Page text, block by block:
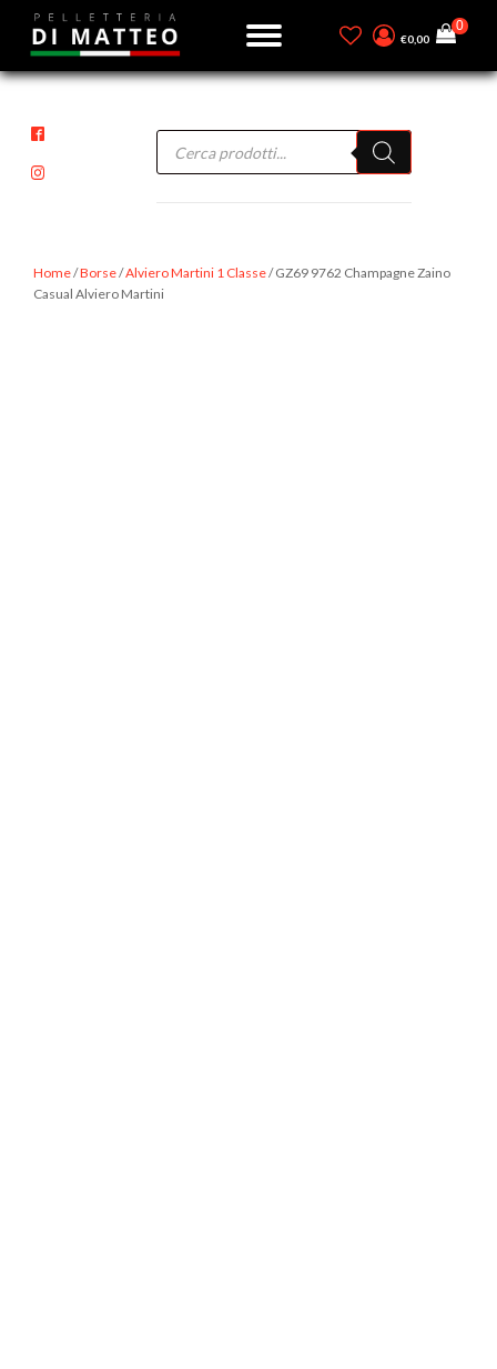
€0,00
Products
search
Home/Borse/Alviero Martini 1 Classe/ GZ69 9762 Champagne Zaino
Casual Alviero Martini